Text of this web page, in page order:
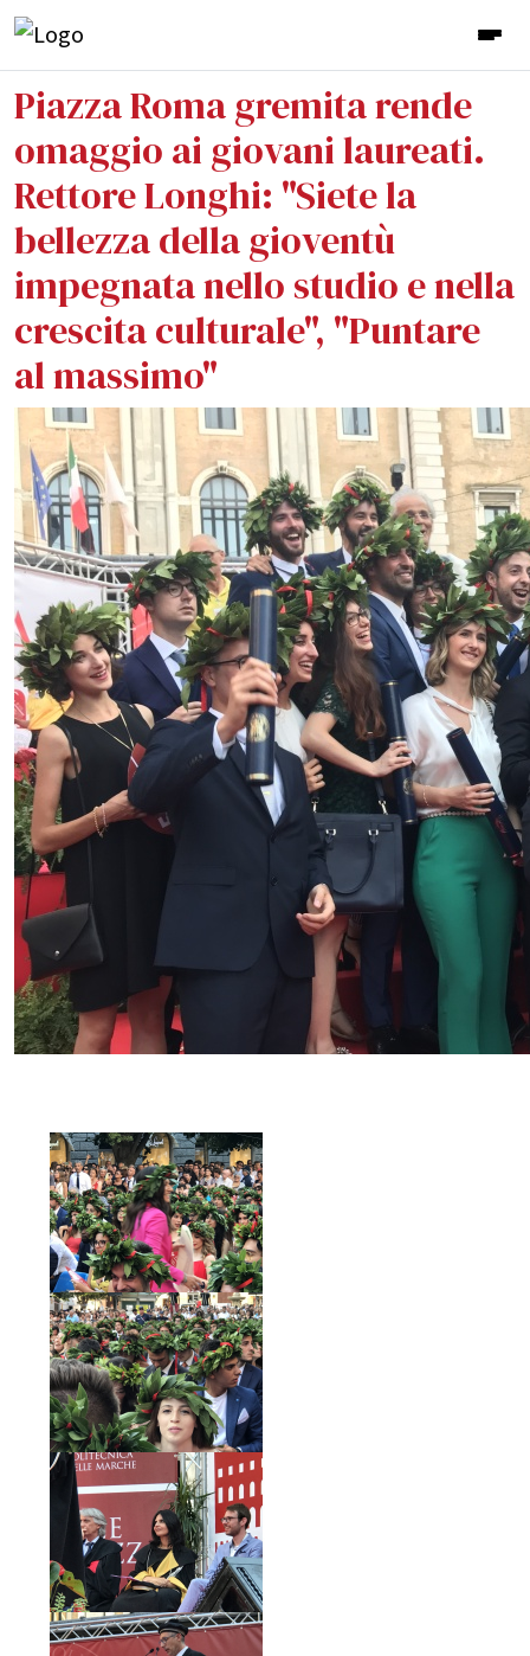
Piazza Roma gremita rende
omaggio ai giovani laureati.
Rettore Longhi: "Siete la
bellezza della gioventù
impegnata nello studio e nella
crescita culturale", "Puntare
al massimo"